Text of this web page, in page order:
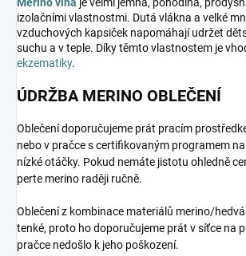
izolačními vlastnostmi. Dutá vlákna a velké
vzduchových kapsiček napomáhají udržet
suchu a v teple. Díky těmto vlastnostem je
ekzematiky.
ÚDRŽBA MERINO OBLEČENÍ
Oblečení doporučujeme prát pracím
nebo v pračce s certifikovaným programem na
nízké otáčky. Pokud nemáte jistotu ohledně
perte merino raději ručně.
Oblečení z kombinace materiálů merino/
tenké, proto ho doporučujeme prát v síťce na
pračce nedošlo k jeho poškození.